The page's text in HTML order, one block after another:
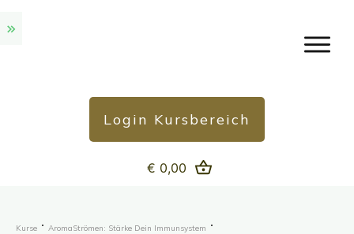
Login Kursbereich
€ 0,00
Kurse AromaStrömen: Stärke Dein Immunsystem